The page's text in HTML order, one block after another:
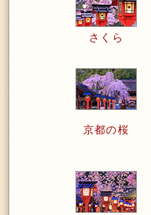
さくら
京都の桜